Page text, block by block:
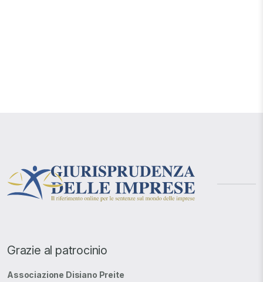
Grazie al patrocinio
Associazione Disiano Preite